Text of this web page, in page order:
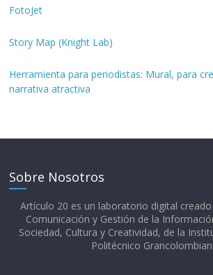
FotoJet
Story Map (Knight Lab)
Herramienta para periodistas: Mural, para
narrativa atractiva
Sobre Nosotros
Artículo 20 es un laboratorio digital
Comunicación y Gestión de la
Sociedad, Cultura y Creatividad, de la
Politécnico